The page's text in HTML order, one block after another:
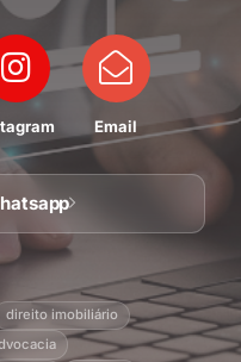
Email
direito imobiliário